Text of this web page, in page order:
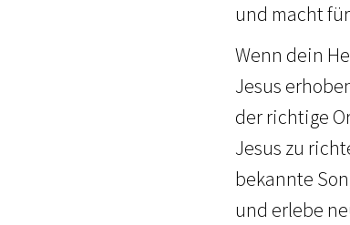
und macht
Wenn dein
Jesus
der richtige
Jesus zu
bekannte
und erlebe